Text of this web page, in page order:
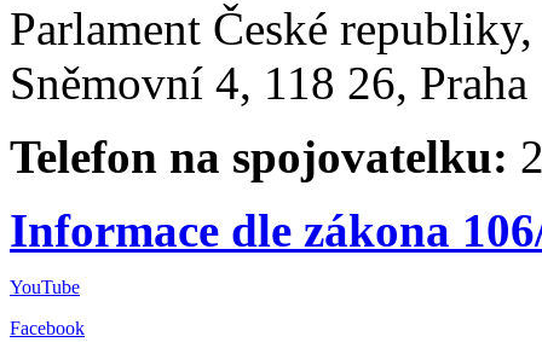
Parlament České
Sněmovní 4, 118 26,
Telefon na spojovatelku:
Informace dle zákona
YouTube
Facebook